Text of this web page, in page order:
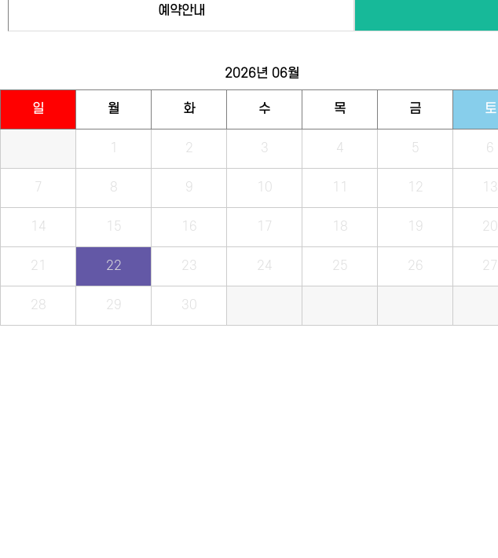
예약안내
2026년 06월
일 월 화 수 목 금 토
1 2 3 4 5 6
7 8 9 10 11 12 13
14 15 16 17 18 19 20
21 22 23 24 25 26 27
28 29 30